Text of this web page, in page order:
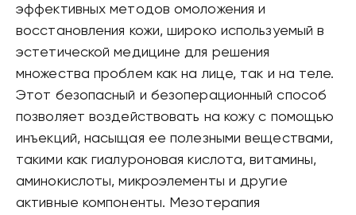
эффективных методов омоложения и
восстановления кожи, широко используемый в
эстетической медицине для решения
множества проблем как на лице, так и на теле.
Этот безопасный и безоперационный способ
позволяет воздействовать на кожу с помощью
инъекций, насыщая ее полезными веществами,
такими как гиалуроновая кислота, витамины,
аминокислоты, микроэлементы и другие
активные компоненты. Мезотерапия